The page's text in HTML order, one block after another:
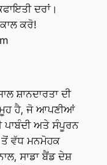
ਦਰਾਂ।
ਕਰੋ!
ਸ਼ਾਨਦਾਰਤਾ ਦੀ
ਹੈ, ਜੋ ਆਪਣੀਆਂ
ਅਤੇ ਸੰਪੂਰਨ
ਵੱਧ ਮਨਮੋਹਕ
ਸਾਡਾ ਬੈਂਡ ਦੇਸ਼